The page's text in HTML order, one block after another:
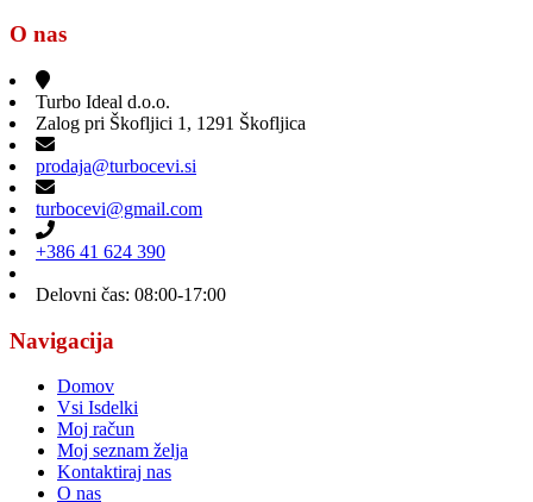
O nas
Turbo Ideal d.o.o.
Zalog pri Škofljici 1, 1291 Škofljica
prodaja@turbocevi.si
turbocevi@gmail.com
+386 41 624 390
Delovni čas: 08:00-17:00
Navigacija
Domov
Vsi Isdelki
Moj račun
Moj seznam želja
Kontaktiraj nas
O nas